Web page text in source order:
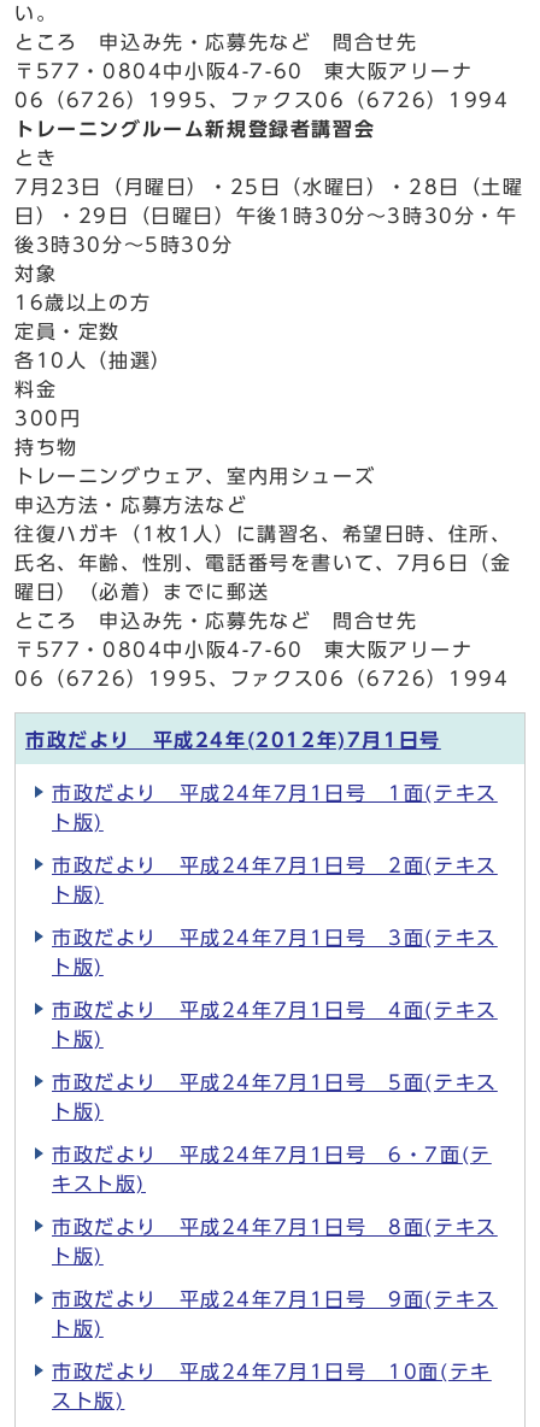
い。
ところ 申込み先・応募先など 問合せ先
〒577・0804中小阪4-7-60 東大阪アリーナ
06（6726）1995、ファクス06（6726）1994
トレーニングルーム新規登録者講習会
とき
7月23日（月曜日）・25日（水曜日）・28日（土曜
日）・29日（日曜日）午後1時30分～3時30分・午
後3時30分～5時30分
対象
16歳以上の方
定員・定数
各10人（抽選）
料金
300円
持ち物
トレーニングウェア、室内用シューズ
申込方法・応募方法など
往復ハガキ（1枚1人）に講習名、希望日時、住所、
氏名、年齢、性別、電話番号を書いて、7月6日（金
曜日）（必着）までに郵送
ところ 申込み先・応募先など 問合せ先
〒577・0804中小阪4-7-60 東大阪アリーナ
06（6726）1995、ファクス06（6726）1994
市政だより 平成24年(2012年)7月1日号
市政だより 平成24年7月1日号 1面(テキス
ト版)
市政だより 平成24年7月1日号 2面(テキス
ト版)
市政だより 平成24年7月1日号 3面(テキス
ト版)
市政だより 平成24年7月1日号 4面(テキス
ト版)
市政だより 平成24年7月1日号 5面(テキス
ト版)
市政だより 平成24年7月1日号 6・7面(テ
キスト版)
市政だより 平成24年7月1日号 8面(テキス
ト版)
市政だより 平成24年7月1日号 9面(テキス
ト版)
市政だより 平成24年7月1日号 10面(テキ
スト版)